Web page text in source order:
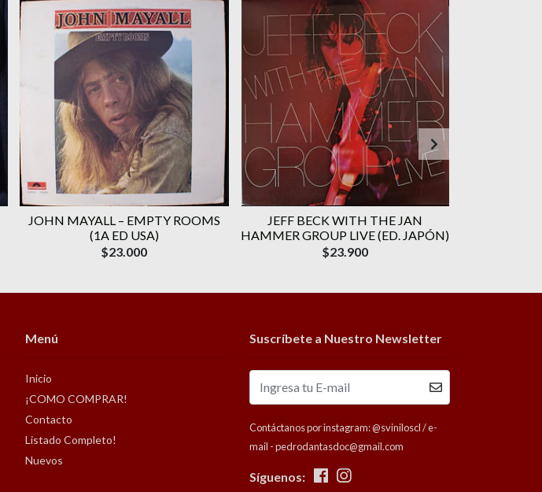
JOHN MAYALL ‎– EMPTY ROOMS
(1A ED USA)
$23.000
JEFF BECK WITH THE JAN
HAMMER GROUP LIVE (ED. JAPÓN)
$23.900
Menú
Inicio
¡COMO COMPRAR!
Contacto
Listado Completo!
Nuevos
Suscríbete a Nuestro Newsletter
Contáctanos por instagram: @sviniloscl / e-
mail - pedrodantasdoc@gmail.com
Síguenos: